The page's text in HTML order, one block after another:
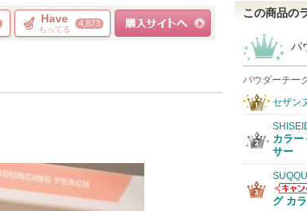
Have
もってる
4,873
この商品の
パ
パウダーチー
セザン
カラ
サー
グ カ